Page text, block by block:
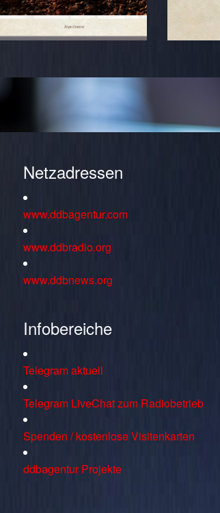
Netzadressen
www.ddbagentur.com
www.ddbradio.org
www.ddbnews.org
Infobereiche
Telegram aktuell
Telegram LiveChat zum Radiobetrieb
Spenden / kostenlose Visitenkarten
ddbagentur Projekte